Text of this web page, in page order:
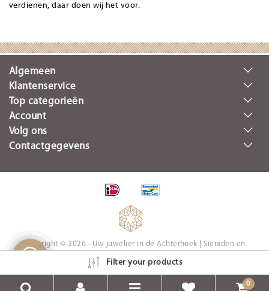
verdienen, daar doen wij het voor.
Algemeen
Klantenservice
Top categorieën
Account
Volg ons
Contactgegevens
Copyright © 2026 - Uw juwelier in de Achterhoek | Sieraden en
Horloges - All rights reserved - Realisatie
Filter your products
0